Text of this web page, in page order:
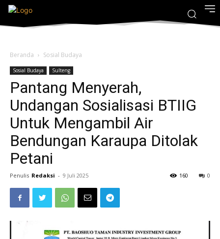
Beranda Sosial Budaya
Sosial Budaya Sulteng
Pantang Menyerah,
Undangan Sosialisasi BTIIG
Untuk Mengambil Air
Bendungan Karaupa Ditolak
Petani
Penulis Redaksi - 9 Juli 2025 0
160